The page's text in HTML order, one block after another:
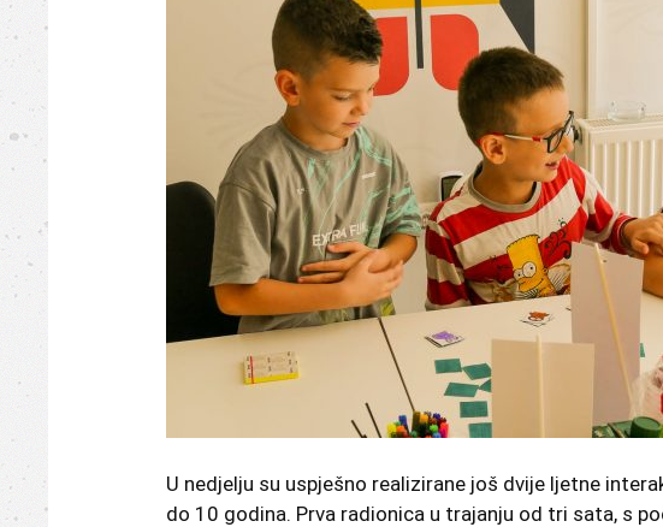
Busovača
U nedjelju su uspješno realizirane još dvije ljetne
do 10 godina. Prva radionica u trajanju od tri sata, s